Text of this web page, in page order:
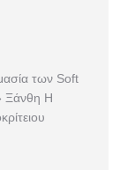
των Soft
Ξάνθη Η